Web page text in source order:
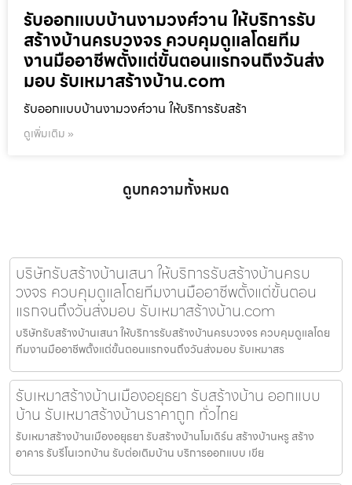
รับออกแบบบ้านงามวงศ์วาน ให้บริการรับ
สร้างบ้านครบวงจร ควบคุมดูแลโดยทีม
งานมืออาชีพตั้งแต่ขั้นตอนแรกจนถึงวันส่ง
มอบ รับเหมาสร้างบ้าน.com
รับออกแบบบ้านงามวงศ์วาน ให้บริการรับสร้า
ดูเพิ่มเติม »
ดูบทความทั้งหมด
บริษัทรับสร้างบ้านเสนา ให้บริการรับสร้างบ้านครบ
วงจร ควบคุมดูแลโดยทีมงานมืออาชีพตั้งแต่ขั้นตอน
แรกจนถึงวันส่งมอบ รับเหมาสร้างบ้าน.com
บริษัทรับสร้างบ้านเสนา ให้บริการรับสร้างบ้านครบวงจร ควบคุมดูแลโดย
ทีมงานมืออาชีพตั้งแต่ขั้นตอนแรกจนถึงวันส่งมอบ รับเหมาสร
รับเหมาสร้างบ้านเมืองอยุธยา รับสร้างบ้าน ออกแบบ
บ้าน รับเหมาสร้างบ้านราคาถูก ทั่วไทย
รับเหมาสร้างบ้านเมืองอยุธยา รับสร้างบ้านโมเดิร์น สร้างบ้านหรู สร้าง
อาคาร รับรีโนเวทบ้าน รับต่อเติมบ้าน บริการออกแบบ เขีย